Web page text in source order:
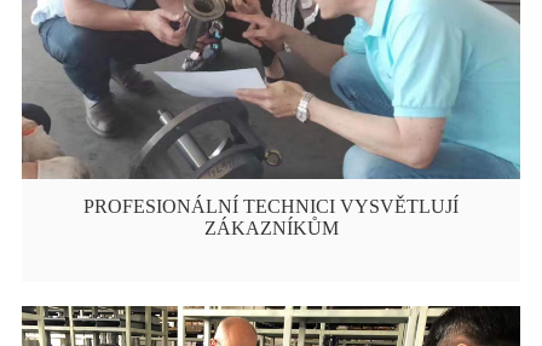
PROFESIONÁLNÍ TECHNICI VYSVĚTLUJÍ
ZÁKAZNÍKŮM